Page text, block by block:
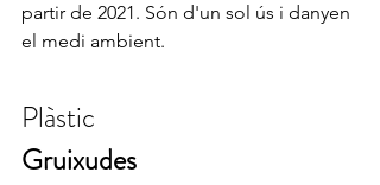
partir de 2021. Són d'un sol ús i danyen
el medi ambient.
Plàstic
Gruixudes